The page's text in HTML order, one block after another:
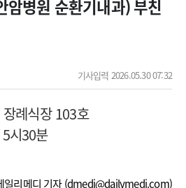
인턴 모집
학과 임기제 임상의사 채용
암병원 순환기내과) 부친
기사입력 2026.05.30 07:32
례식장 103호
시30분
일리메디 기자 (dmedi@dailymedi.com)